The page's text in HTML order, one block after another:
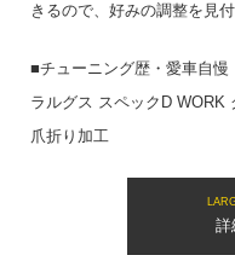
きるので、好みの調整を見
■チューニング歴・愛車自慢
ラルグス スペックD WORK
爪折り加工
詳